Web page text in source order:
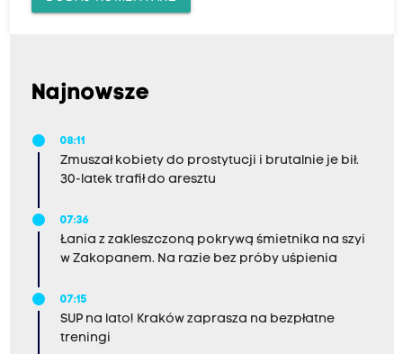
Najnowsze
08:11
Zmuszał kobiety do prostytucji i brutalnie je bił.
30-latek trafił do aresztu
07:36
Łania z zakleszczoną pokrywą śmietnika na szyi
w Zakopanem. Na razie bez próby uśpienia
07:15
SUP na lato! Kraków zaprasza na bezpłatne
treningi